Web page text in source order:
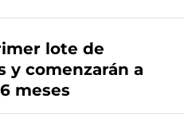
lote de
y comenzarán a
meses